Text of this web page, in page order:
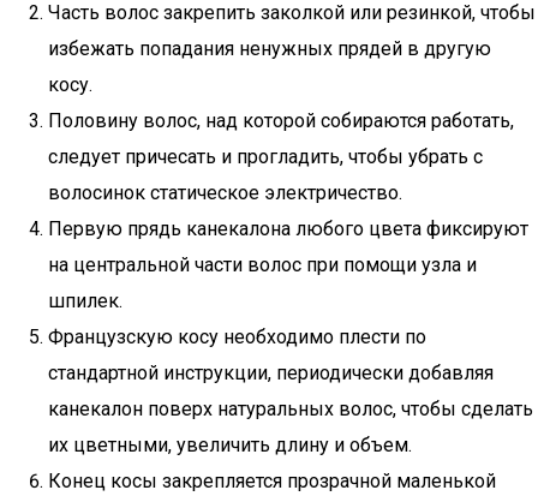
Часть волос закрепить заколкой или резинкой, чтобы
избежать попадания ненужных прядей в другую
косу.
Половину волос, над которой собираются работать,
следует причесать и прогладить, чтобы убрать с
волосинок статическое электричество.
Первую прядь канекалона любого цвета фиксируют
на центральной части волос при помощи узла и
шпилек.
Французскую косу необходимо плести по
стандартной инструкции, периодически добавляя
канекалон поверх натуральных волос, чтобы сделать
их цветными, увеличить длину и объем.
Конец косы закрепляется прозрачной маленькой